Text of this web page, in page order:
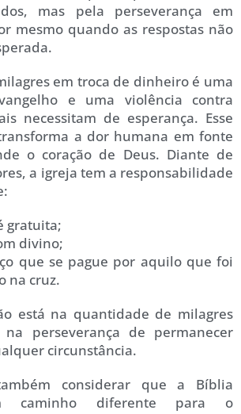
mas pela perseverança em
mesmo quando as respostas não
em troca de dinheiro é uma
e uma violência contra
necessitam de esperança. Esse
a dor humana em fonte
o coração de Deus. Diante de
a igreja tem a responsabilidade
gratuita;
divino;
que se pague por aquilo que foi
na cruz.
está na quantidade de milagres
na perseverança de permanecer
circunstância.
considerar que a Bíblia
caminho diferente para o